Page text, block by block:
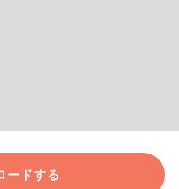
ードする